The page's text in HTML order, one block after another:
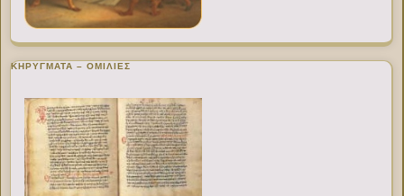
ΚΗΡΥΓΜΑΤΑ – ΟΜΙΛΙΕΣ